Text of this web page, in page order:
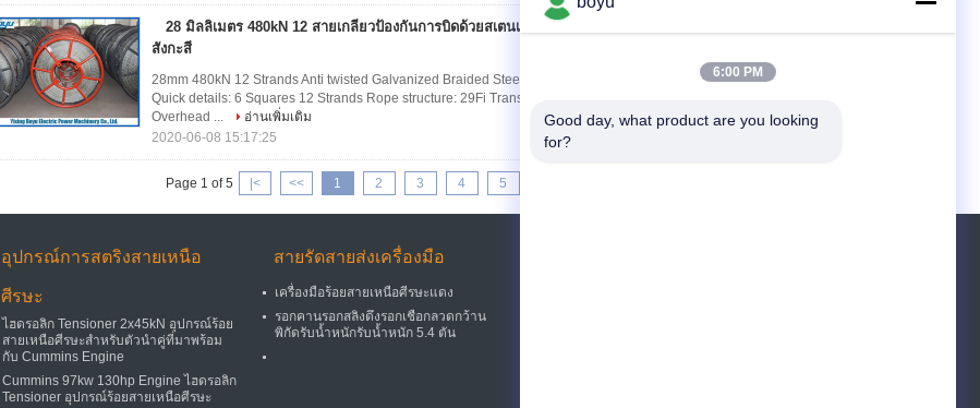
28 มิลลิเมตร 480kN 12 สายเกลียวป้องกันการบิดด้วยสเตนเลสแบบขดลวดชุบ
สังกะสี
ติดต่อ
28mm 480kN 12 Strands Anti twisted Galvanized Braided Steel Wire Rope Overhead Conductor Stringing
Quick details: 6 Squares 12 Strands Rope structure: 29Fi Transmission Line Stringing Accessories
Overhead ...
อ่านเพิ่มเติม
2020-06-08 15:17:25
Page 1 of 5 |< << 1 2 3 4 5
อุปกรณ์การสตริงสายเหนือ
ศีรษะ
ไฮดรอลิก Tensioner 2x45kN อุปกรณ์ร้อย
สายเหนือศีรษะสำหรับตัวนำคู่ที่มาพร้อม
กับ Cummins Engine
Cummins 97kw 130hp Engine ไฮดรอลิก
Tensioner อุปกรณ์ร้อยสายเหนือศีรษะ
สายรัดสายส่งเครื่องมือ
เครื่องมือร้อยสายเหนือศีรษะแดง
รอกคานรอกสลิงดึงรอกเชือกลวดกว้าน
พิกัดรับน้ำหนักรับน้ำหนัก 5.4 ตัน
6:00 PM
Good day, what product are you looking
for?